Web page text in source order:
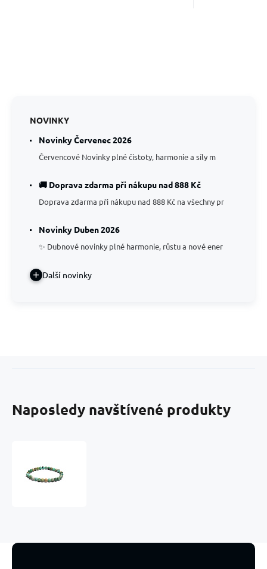
NOVINKY
Novinky Červenec 2026
Červencové Novinky plné čistoty, harmonie a síly m
🚚 Doprava zdarma při nákupu nad 888 Kč
Doprava zdarma při nákupu nad 888 Kč na všechny pr
Novinky Duben 2026
✨ Dubnové novinky plné harmonie, růstu a nové ener
Další novinky
Naposledy navštívené produkty
6